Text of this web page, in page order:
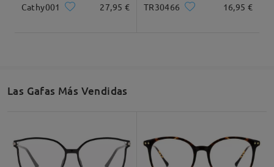
Descripción del Producto
Cathy001 27,95 € TR30466 16,95 €
Las Gafas Más Vendidas